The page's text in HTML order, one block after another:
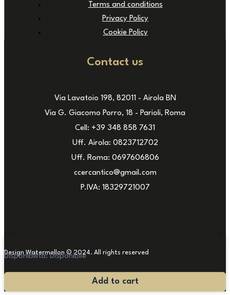
Terms and conditions
Privacy Policy
Cookie Policy
Contact us
Via Lavatoio 198, 82011 - Airola BN
Via G. Giacomo Porro, 18 - Parioli, Roma
Cell: +39 348 858 7631
Uff. Airola: 0823712702
Uff. Roma: 0697606806
ccercantico@gmail.com
P.IVA: 18329721007
Design Watermellon © 2024. All rights reserved
Disponibilità: Disponibile
Barca
Add to cart